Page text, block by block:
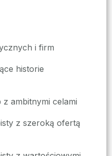
i firm
historie
z ambitnymi celami
z szeroką ofertą